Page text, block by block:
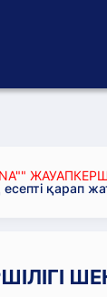
есепті қарап